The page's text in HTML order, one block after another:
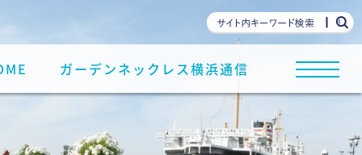
ガーデンネックレス横浜通信